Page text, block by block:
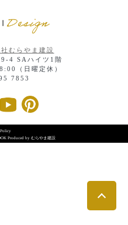
むらやま建設
4 SAハイツ1階
（日曜定休）
7853
Produced by むらやま建設